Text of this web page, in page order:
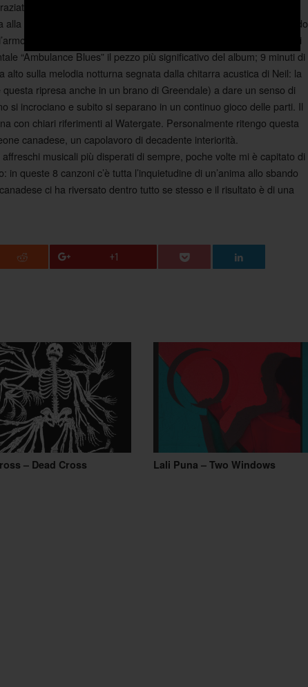
che fa percepire una violenza e una rabbia nascoste, quasi
sua compagna Carrie Sondgress. Alla slide , che fa da splendido
dando vita ad una melodia ombrosa e sperduta pervasa di
“Ambulance Blues” il pezzo più significativo del album; 9 minuti di
alto sulla melodia notturna segnata dalla chitarra acustica di Neil: la
ripresa anche in un brano di Greendale) a dare un senso di
si incrociano e subito si separano in un continuo gioco delle parti. Il
con chiari riferimenti al Watergate. Personalmente ritengo questa
canadese, un capolavoro di decadente interiorità.
musicali più disperati di sempre, poche volte mi è capitato di
queste 8 canzoni c’è tutta l’inquietudine di un’anima allo sbando
ci ha riversato dentro tutto se stesso e il risultato è di una
+1
– Dead Cross Lali Puna – Two Windows